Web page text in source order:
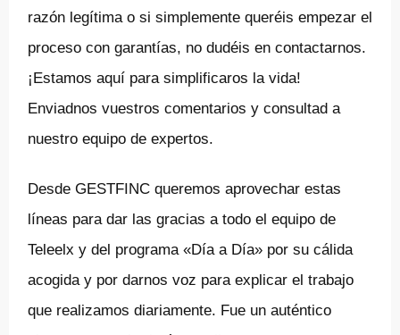
razón legítima o si simplemente queréis empezar el
proceso con garantías, no dudéis en contactarnos.
¡Estamos aquí para simplificaros la vida!
Enviadnos vuestros comentarios y consultad a
nuestro equipo de expertos.
Desde GESTFINC queremos aprovechar estas
líneas para dar las gracias a todo el equipo de
Teleelx y del programa «Día a Día» por su cálida
acogida y por darnos voz para explicar el trabajo
que realizamos diariamente. Fue un auténtico